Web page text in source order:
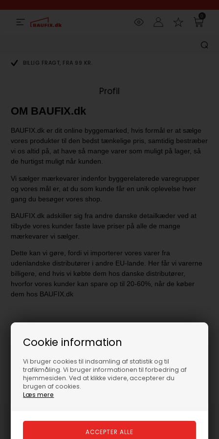
Cookie information
Vi bruger cookies til indsamling af statistik og til
trafikmåling. Vi bruger informationen til forbedring af
hjemmesiden. Ved at klikke videre, accepterer du
brugen af cookies.
Læs mere
0
BILLIG FRAGT, FRA 99 KR.
Profil
OM BAUFIX.dk
BAUFIX.dk er dit online byggemarked, hvis formål er at sælge
vores produkter til den bedst tænkelige pris, samtidig bestræber
vi os altid på, at have så mange varer som muligt på lager, så
de hurtigst muligt når kunden.
Vi sælger mærkevarer indenfor byggerelaterede varegrupper
og vores mål er, at du som kunde får en unik oplevelse hver
gang du besøger vores shop.
BAUFIX.dk adskiller sig fra andre danske detailkæder ved at
tilbyde vores kunder faste lave priser på alle de mange
mærkevarer vi sælger.
Dette kan vi gøre, fordi vi importerer vores varer fra
udenlandske distributører i andre EU-lande. Her får vi varerne
billigere, end hvis vi købte dem hos danske distributører,
hvorfor vores kunder kan spare op til 20-60%, når de køber
dem hos BAUFIX.dk